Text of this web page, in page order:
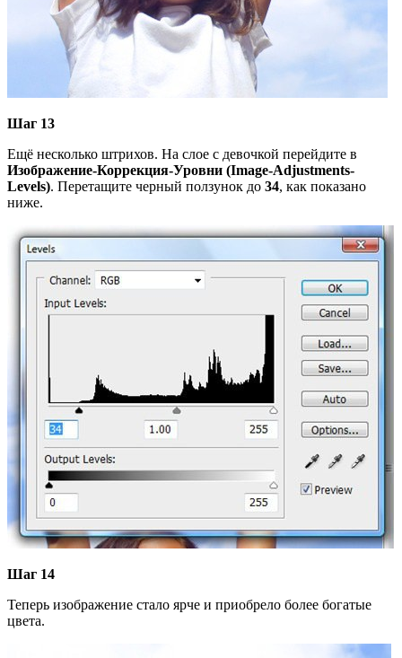
Шаг 13
Ещё несколько штрихов. На слое с девочкой перейдите в
Изображение-Коррекция-Уровни (Image-Adjustments-
Levels). Перетащите черный ползунок до 34, как показано
ниже.
Шаг 14
Теперь изображение стало ярче и приобрело более богатые
цвета.